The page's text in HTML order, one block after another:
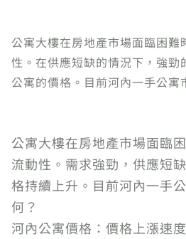
公寓大樓在房地產市場面臨困難
性。在供應短缺的情況下，強勁
公寓的價格。目前河內一手公寓
公寓大樓在房地產市場面臨
流動性。需求強勁，供應短
格持續上升。目前河內一手
何？
河內公寓價格：價格上漲速